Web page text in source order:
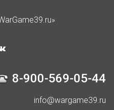
8-900-569-05-44
info@wargame39.ru